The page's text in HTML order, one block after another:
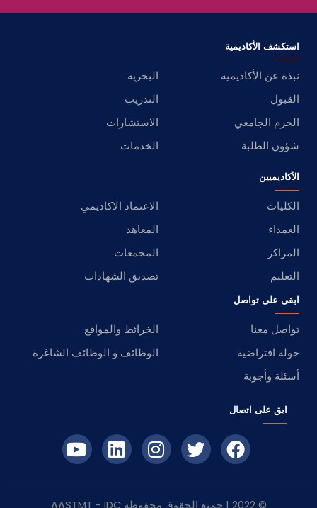
استكشف الأكاديمية
نبذة عن الأكاديمية
البحرية
القبول
التدريب
الحرم الجامعي
الاستشارات
شؤون الطلبة
الخدمات
الأكاديميين
الكليات
الاعتماد الاكاديمي
العمداء
المعاهد
المراكز
المجمعات
التعليم
تصديق الشهادات
ابقى على تواصل
تواصل معنا
الخرائط والمواقع
جولة افتراضية
الوظائف و الوظائف الشاغرة
أسئلة وأجوبة
ابق على اتصال
© 2022 | جميع الحقوق محفوظه IDC
- AASTMT